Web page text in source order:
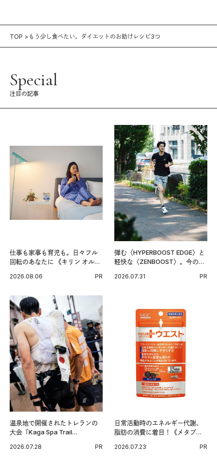
TOP もう少し食べたい。ダイエットのお助けレシピ3つ
Special
注目の記事
仕事も家事も育児も。日々フル
回転のあなたに 《キリン オルニ
2026.08.06 PR
弾む〈HYPERBOOST EDGE〉と
軽快な〈ZENBOOST〉。今の時
出した新機軸。
2026.07.31 PR
温泉地で開催されたトレランの
大会「Kaga Spa Trail
戦を夢見るランナーたちの奮闘
2026.07.28 PR
日常活動時のエネルギー代謝、
脂肪の消費に着目！《メタプラ
習慣。
2026.07.23 PR